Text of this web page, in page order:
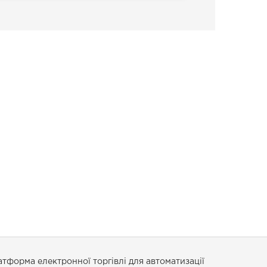
електронної торгівлі для автоматизації